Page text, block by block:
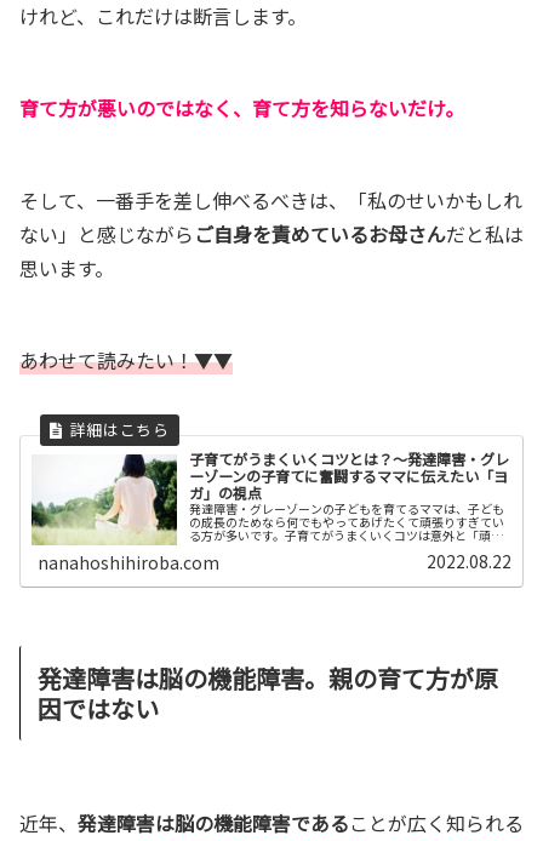
けれど、これだけは断言します。
育て方が悪いのではなく、育て方を知らないだけ。
そして、一番手を差し伸べるべきは、「私のせいかもしれ
ない」と感じながらご自身を責めているお母さんだと私は
思います。
あわせて読みたい！▼▼
子育てがうまくいくコツとは？〜発達障害・グレ
ーゾーンの子育てに奮闘するママに伝えたい「ヨ
ガ」の視点
発達障害・グレーゾーンの子どもを育てるママは、子ども
の成長のためなら何でもやってあげたくて頑張りすぎてい
る方が多いです。子育てがうまくいくコツは意外と「頑張
ちますので、お伝えしますね。
nanahoshihiroba.com 2022.08.22
発達障害は脳の機能障害。親の育て方が原
因ではない
近年、 発達障害は脳の機能障害であることが広く知られる